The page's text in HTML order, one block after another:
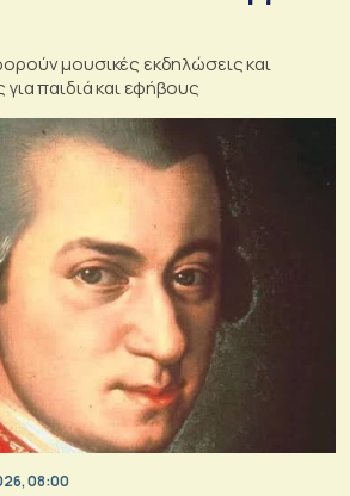
μουσικές εκδηλώσεις και
για παιδιά και εφήβους
08:00